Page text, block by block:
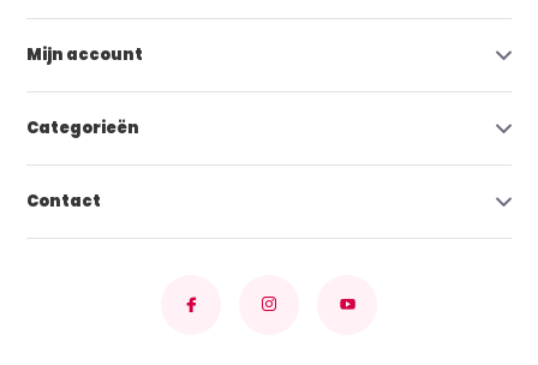
Mijn account
Categorieën
Contact